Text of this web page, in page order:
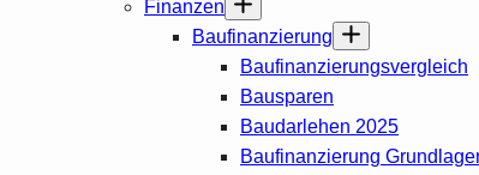
Finanzen
Baufinanzierung
Baufinanzierungsvergleich
Bausparen
Baudarlehen 2025
Baufinanzierung